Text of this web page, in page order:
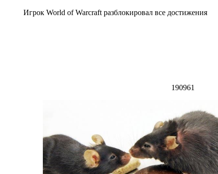
Игрок World of Warcraft разблокировал все достижения
190961